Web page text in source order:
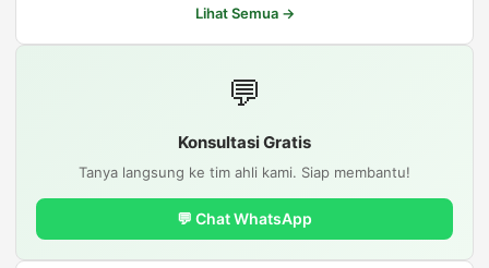
Rp1.750.000.adalah:
Lihat Semua →
💬
Konsultasi Gratis
Tanya langsung ke tim ahli kami. Siap membantu!
💬 Chat WhatsApp